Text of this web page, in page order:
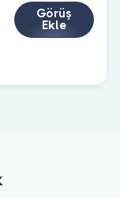
Görüş
Ekle